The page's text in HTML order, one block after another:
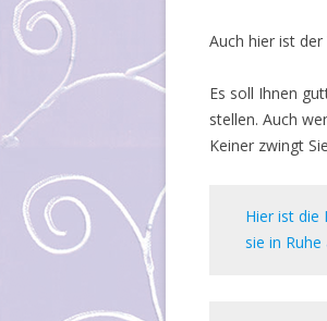
Auch hier ist der
Es soll Ihnen
stellen. Auch
Keiner zwingt
Hier ist die
sie in